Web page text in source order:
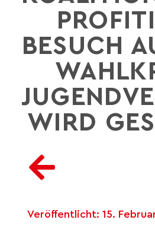
BESUCH
WIRD
Veröffentlicht: 15.